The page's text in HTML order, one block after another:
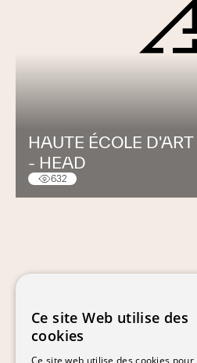
HAUTE ÉCOLE
- HEAD
632
Ce site Web utilise des
cookies
Ce site web utilise des cookies pour